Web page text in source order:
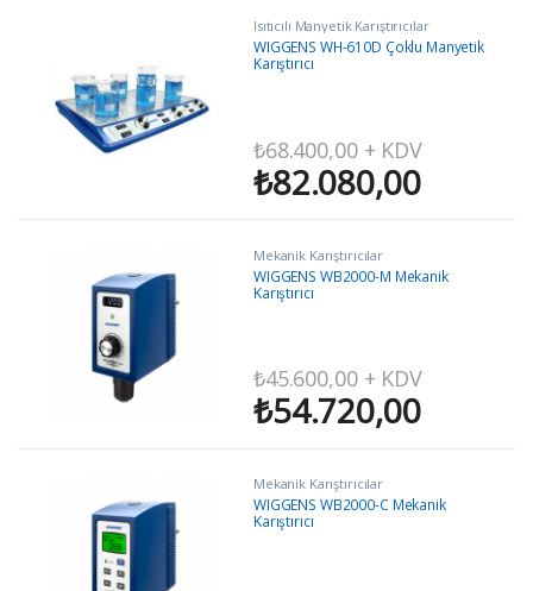
Isıtıcılı Manyetik Karıştırıcılar
WIGGENS WH-610D Çoklu Manyetik
Karıştırıcı
₺68.400,00+ KDV
₺82.080,00
Mekanik Karıştırıcılar
WIGGENS WB2000-M Mekanik
Karıştırıcı
₺45.600,00+ KDV
₺54.720,00
Mekanik Karıştırıcılar
WIGGENS WB2000-C Mekanik
Karıştırıcı